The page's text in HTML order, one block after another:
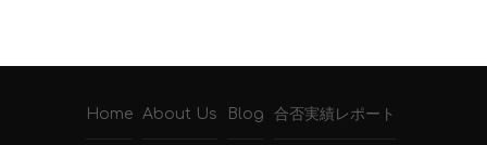
Home About Us Blog 合否実績レポート